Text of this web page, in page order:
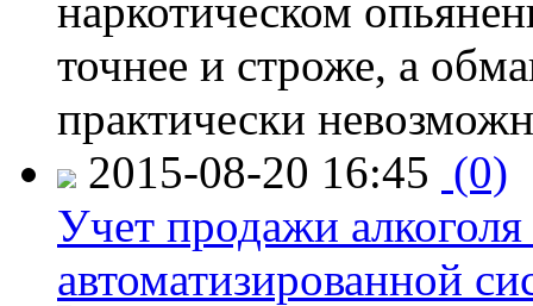
наркотическом
точнее и строже, а
практически
2015-08-20 16:45 (0)
Учет продажи
автоматизированной